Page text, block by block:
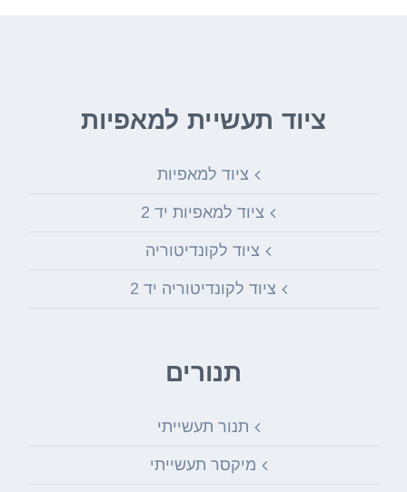
ציוד תעשיית למאפיות
ציוד למאפיות
ציוד למאפיות יד 2
ציוד לקונדיטוריה
ציוד לקונדיטוריה יד 2
תנורים
תנור תעשייתי
מיקסר תעשייתי